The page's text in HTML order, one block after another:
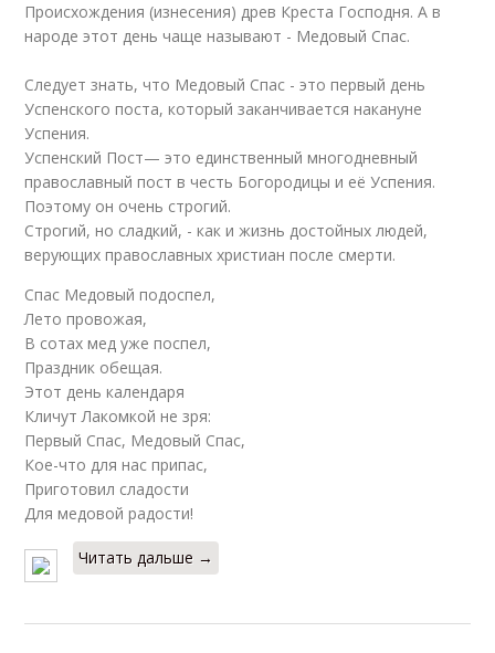
Происхождения (изнесения) древ Креста Господня. А в
народе этот день чаще называют - Медовый Спас.
Следует знать, что Медовый Спас - это первый день
Успенского поста, который заканчивается накануне
Успения.
Успенский Пост— это единственный многодневный
православный пост в честь Богородицы и её Успения.
Поэтому он очень строгий.
Строгий, но сладкий, - как и жизнь достойных людей,
верующих православных христиан после смерти.
Спас Медовый подоспел,
Лето провожая,
В сотах мед уже поспел,
Праздник обещая.
Этот день календаря
Кличут Лакомкой не зря:
Первый Спас, Медовый Спас,
Кое-что для нас припас,
Приготовил сладости
Для медовой радости!
Читать дальше →